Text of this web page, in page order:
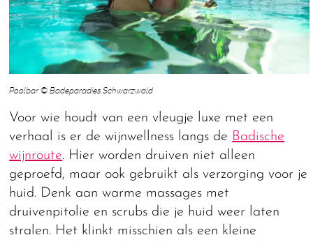
Poolbar © Badeparadies Schwarzwald
Voor wie houdt van een vleugje luxe met een
verhaal is er de wijnwellness langs de Badische
wijnroute. Hier worden druiven niet alleen
geproefd, maar ook gebruikt als verzorging voor je
huid. Denk aan warme massages met
druivenpitolie en scrubs die je huid weer laten
stralen. Het klinkt misschien als een kleine